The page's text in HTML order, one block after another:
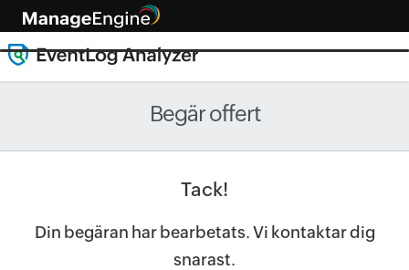
Begär offert
Tack!
Din begäran har bearbetats. Vi kontaktar dig
snarast.